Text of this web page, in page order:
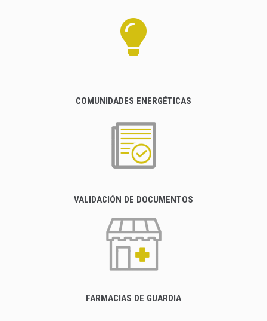
COMUNIDADES ENERGÉTICAS
VALIDACIÓN DE DOCUMENTOS
FARMACIAS DE GUARDIA